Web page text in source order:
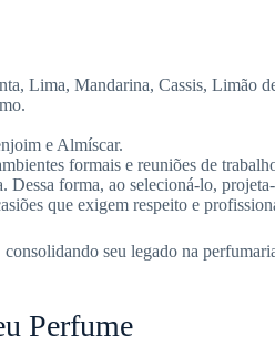
Lima, Mandarina, Cassis, Limão
e Almíscar.
formais e reuniões de
Dessa forma, ao selecioná-lo,
que exigem respeito e
seu legado na
Perfume